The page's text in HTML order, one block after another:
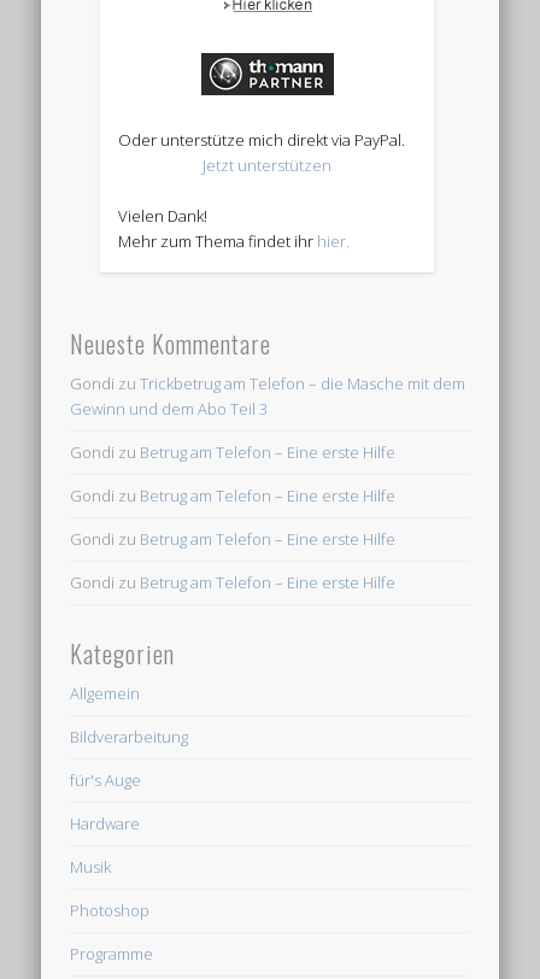
Oder unterstütze mich direkt via PayPal.
Jetzt unterstützen
Vielen Dank!
Mehr zum Thema findet ihr hier.
Neueste Kommentare
Gondi zuTrickbetrug am Telefon – die Masche mit dem
Gewinn und dem Abo Teil 3
Gondi zu Betrug am Telefon – Eine erste Hilfe
Gondi zu Betrug am Telefon – Eine erste Hilfe
Gondi zu Betrug am Telefon – Eine erste Hilfe
Gondi zu Betrug am Telefon – Eine erste Hilfe
Kategorien
Allgemein
Bildverarbeitung
für's Auge
Hardware
Musik
Photoshop
Programme